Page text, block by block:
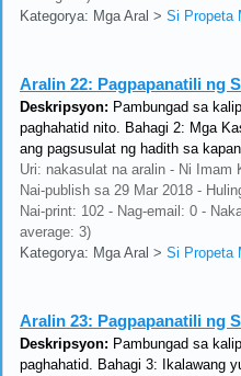
Kategorya: Mga Aral > Si Propeta
Aralin 22: Pagpapanatili ng
Deskripsyon: Pambungad sa
paghahatid nito. Bahagi 2: Mga
ang pagsusulat ng hadith sa
Uri: nakasulat na aralin - Ni Imam
Nai-publish sa 29 Mar 2018 -
Nai-print: 102 - Nag-email: 0 -
average: 3)
Kategorya: Mga Aral > Si Propeta
Aralin 23: Pagpapanatili ng
Deskripsyon: Pambungad sa
paghahatid. Bahagi 3: Ikalawang